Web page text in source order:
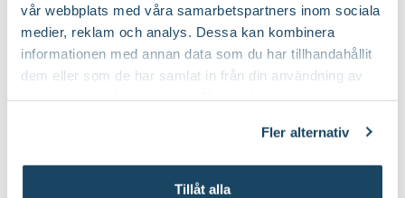
vår webbplats med våra samarbetspartners inom sociala
medier, reklam och analys. Dessa kan kombinera
informationen med annan data som du har tillhandahållit
dem eller som de har samlat in från din användning av
Fler alternativ
Tillåt alla